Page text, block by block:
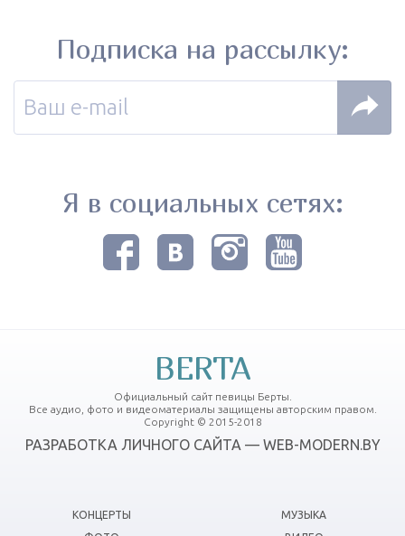
Подписка на рассылку:
Я в социальных сетях:
BERTA
Официальный сайт певицы Берты.
Все аудио, фото и видеоматериалы защищены авторским правом.
Copyright © 2015-2018
РАЗРАБОТКА ЛИЧНОГО САЙТА — WEB-MODERN.BY
КОНЦЕРТЫ
МУЗЫКА